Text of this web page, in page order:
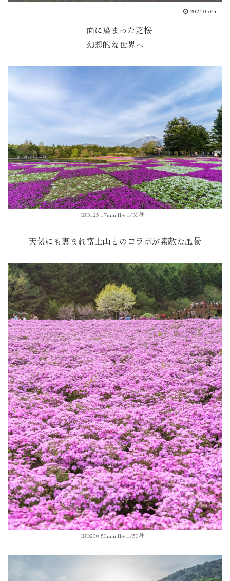
2024.05.04
一面に染まった芝桜
幻想的な世界へ
ISO125 17mm f14 1/30秒
天気にも恵まれ富士山とのコラボが素敵な風景
ISO200 50mm f14 1/50秒